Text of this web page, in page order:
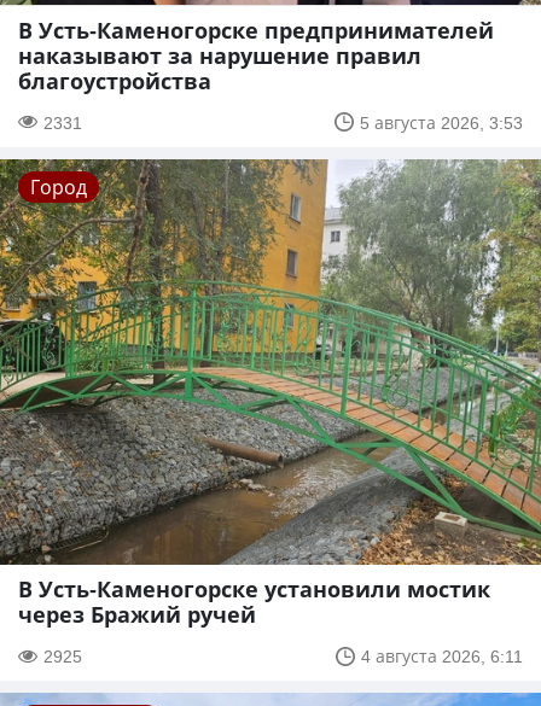
В Усть-Каменогорске предпринимателей
наказывают за нарушение правил
благоустройства
2331 5 августа 2026, 3:53
Город
В Усть-Каменогорске установили мостик
через Бражий ручей
2925 4 августа 2026, 6:11